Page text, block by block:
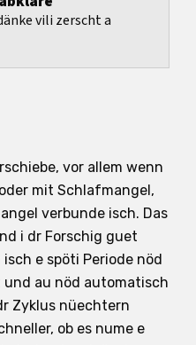
vili zerscht a
vor allem wenn
mit Schlafmangel,
verbunde isch. Das
i dr Forschig guet
e spöti Periode nöd
au nöd automatisch
Zyklus nüechtern
ob es nume e